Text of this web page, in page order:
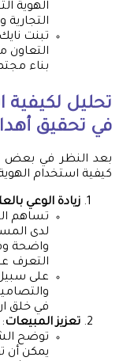
الهوية
تبنت
التعاون
بناء
تحليل لكيفية
في تحقيق
بعد النظر في بعض
كيفية استخدام
زيادة الوعي
تساهم
لدى
واضحة
التعرف
على سبيل
في خلق
تعزيز المبيعات:
توضح
يمكن أن